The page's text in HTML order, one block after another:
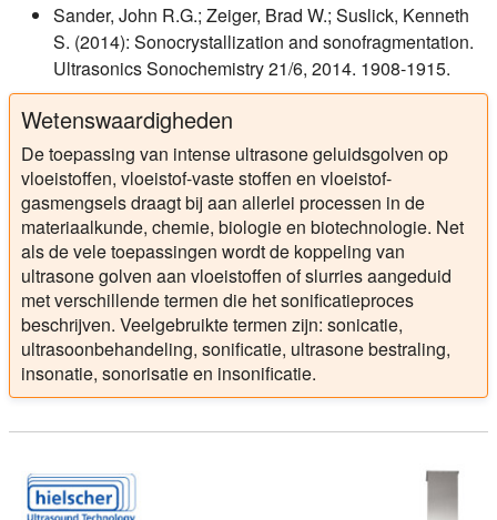
Sander, John R.G.; Zeiger, Brad W.; Suslick, Kenneth
S. (2014): Sonocrystallization and sonofragmentation.
Ultrasonics Sonochemistry 21/6, 2014. 1908-1915.
Wetenswaardigheden
De toepassing van intense ultrasone geluidsgolven op
vloeistoffen, vloeistof-vaste stoffen en vloeistof-
gasmengsels draagt bij aan allerlei processen in de
materiaalkunde, chemie, biologie en biotechnologie. Net
als de vele toepassingen wordt de koppeling van
ultrasone golven aan vloeistoffen of slurries aangeduid
met verschillende termen die het sonificatieproces
beschrijven. Veelgebruikte termen zijn: sonicatie,
ultrasoonbehandeling, sonificatie, ultrasone bestraling,
insonatie, sonorisatie en insonificatie.